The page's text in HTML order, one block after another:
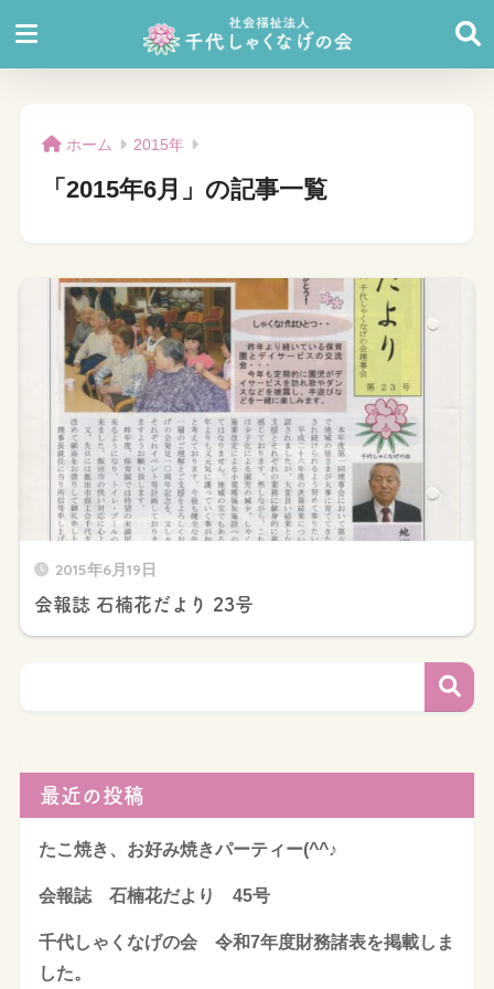
ホーム 2015年
「2015年6月」の記事一覧
2015年6月19日
会報誌 石楠花だより 23号
最近の投稿
たこ焼き、お好み焼きパーティー(^^♪
会報誌 石楠花だより 45号
千代しゃくなげの会 令和7年度財務諸表を掲載しま
した。